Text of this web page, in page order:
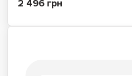
2 496 грн